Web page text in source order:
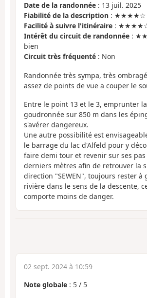
Date de la randonnée : 13 juil. 2025
Fiabilité de la description : ★★★★☆
Facilité à suivre l'itinéraire :
Intérêt du circuit de randonnée :
bien
Circuit très fréquenté : Non
Randonnée très sympa, très
assez de points de vue a couper le
Entre le point 13 et le 3, emprunter
goudronnée sur 850 m dans les
s'avérer dangereux.
Une autre possibilité est
le barrage du lac d'Alfeld pour y
faire demi tour et revenir sur ses pas
derniers mètres afin de retrouver la
direction "SEWEN", toujours rester à
rivière dans le sens de la descente,
comporte moins de danger.
02 sept. 2024 à 10:59
Note globale : 5 / 5